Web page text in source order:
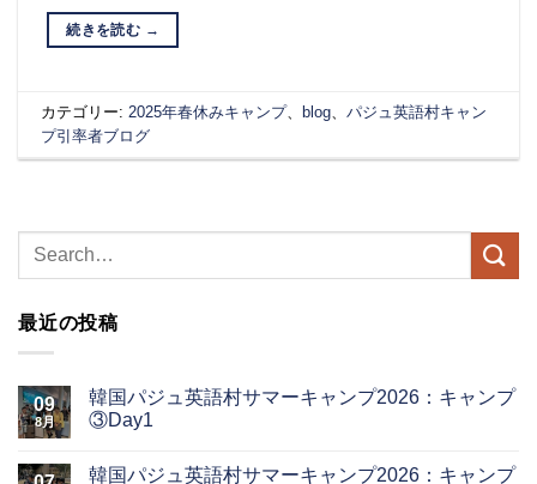
続きを読む →
カテゴリー: 2025年春休みキャンプ、blog 、パジュ英語村キャン
プ引率者ブログ
最近の投稿
09
8月
韓国パジュ英語村サマーキャンプ2026：キャンプ
③Day1
韓国パジュ英語村サマーキャンプ2026：キャンプ